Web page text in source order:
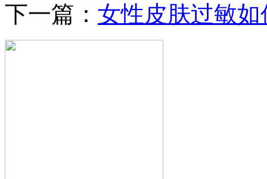
下一篇： 女性皮肤过敏如